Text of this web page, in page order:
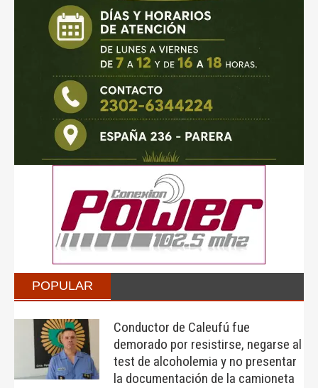
POPULAR
Conductor de Caleufú fue
demorado por resistirse, negarse al
test de alcoholemia y no presentar
la documentación de la camioneta